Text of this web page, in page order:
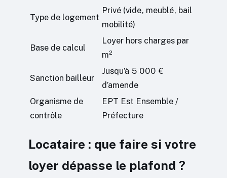
Type de logement
Privé (vide, meublé, bail
mobilité)
Base de calcul
Loyer hors charges par
m²
Sanction bailleur
Jusqu’à 5 000 €
d’amende
Organisme de
contrôle
EPT Est Ensemble /
Préfecture
Locataire : que faire si votre
loyer dépasse le plafond ?